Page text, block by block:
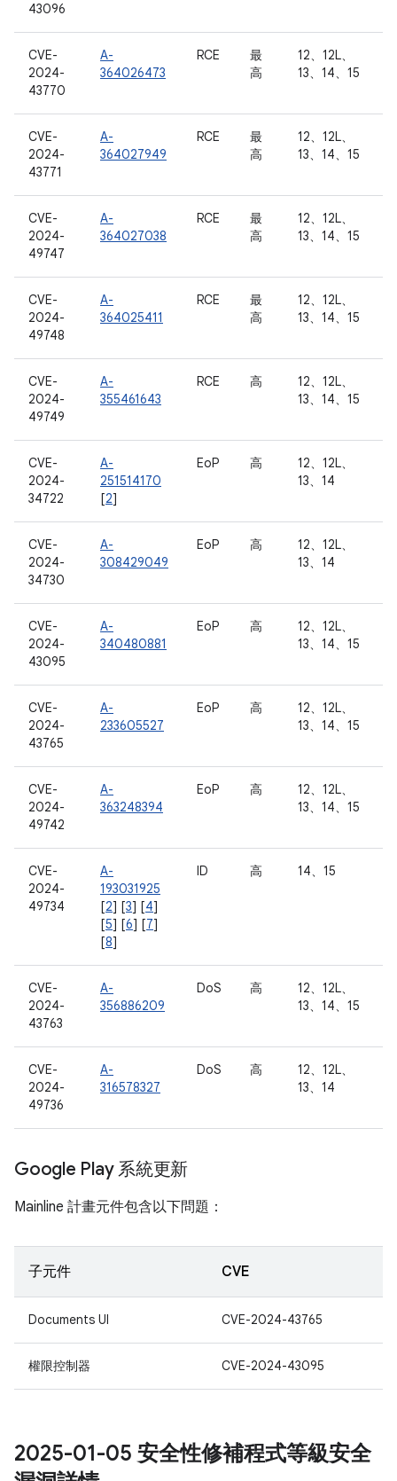
43096
CVE-
2024-
43770
A-
364026473
RCE
最
高
12、12L、
13、14、15
CVE-
2024-
43771
A-
364027949
RCE
最
高
12、12L、
13、14、15
CVE-
2024-
49747
A-
364027038
RCE
最
高
12、12L、
13、14、15
CVE-
2024-
49748
A-
364025411
RCE
最
高
12、12L、
13、14、15
CVE-
2024-
49749
A-
355461643
RCE 高
12、12L、
13、14、15
CVE-
2024-
34722
A-
251514170
[2]
EoP 高
12、12L、
13、14
CVE-
2024-
34730
A-
308429049
EoP 高
12、12L、
13、14
CVE-
2024-
43095
A-
340480881
EoP 高
12、12L、
13、14、15
CVE-
2024-
43765
A-
233605527
EoP 高
12、12L、
13、14、15
CVE-
2024-
49742
A-
363248394
EoP 高
12、12L、
13、14、15
CVE-
2024-
49734
A-
193031925
[2] [3] [4]
[5] [6] [7]
[8]
ID 高 14、15
CVE-
2024-
43763
A-
356886209
DoS 高
12、12L、
13、14、15
CVE-
2024-
49736
A-
316578327
DoS 高
12、12L、
13、14
Google Play 系統更新
Mainline 計畫元件包含以下問題：
子元件 CVE
Documents UI CVE-2024-43765
權限控制器 CVE-2024-43095
2025-01-05 安全性修補程式等級安全